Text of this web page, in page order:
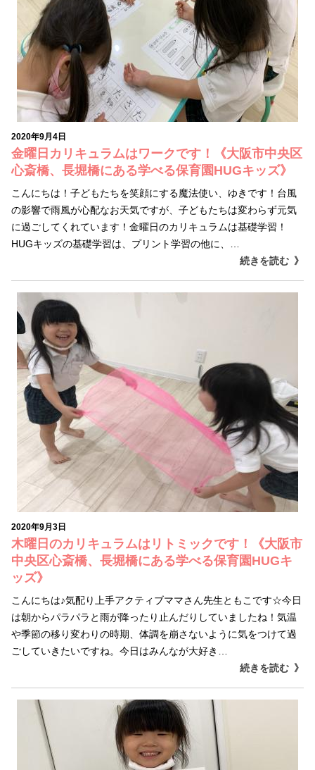
2020年9月4日
金曜日カリキュラムはワークです！《大阪市中央区
心斎橋、長堀橋にある学べる保育園HUGキッズ》
こんにちは！子どもたちを笑顔にする魔法使い、ゆきです！台風
の影響で雨風が心配なお天気ですが、子どもたちは変わらず元気
に過ごしてくれています！金曜日のカリキュラムは基礎学習！
HUGキッズの基礎学習は、プリント学習の他に、…
続きを読む
2020年9月3日
木曜日のカリキュラムはリトミックです！《大阪市
中央区心斎橋、長堀橋にある学べる保育園HUGキ
ッズ》
こんにちは♪気配り上手アクティブママさん先生ともこです☆今日
は朝からパラパラと雨が降ったり止んだりしていましたね！気温
や季節の移り変わりの時期、体調を崩さないように気をつけて過
ごしていきたいですね。今日はみんなが大好き…
続きを読む